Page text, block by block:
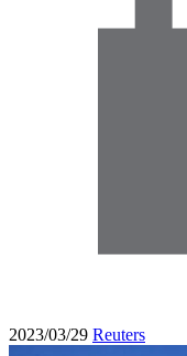
2023/03/29 Reuters